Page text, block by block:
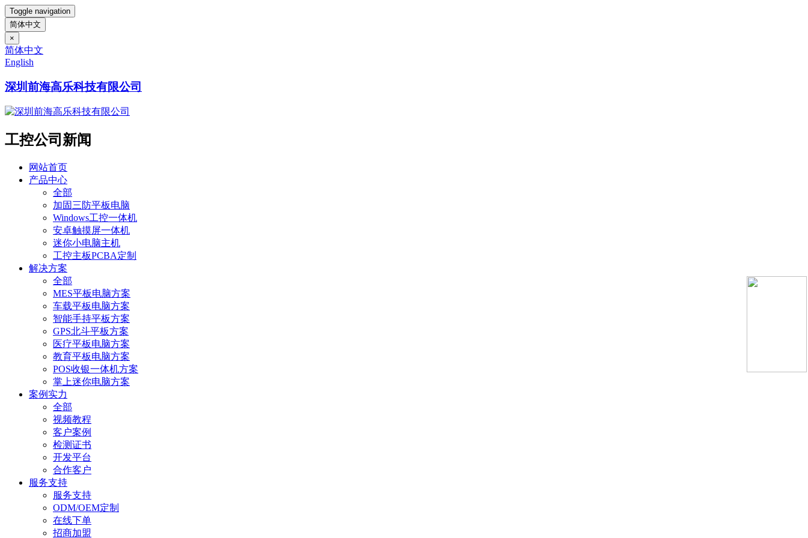
Toggle navigation
简体中文
×
简体中文
English
深圳前海高乐科技有限公司
工控公司新闻
网站首页
产品中心
全部
加固三防平板电脑
Windows工控一体机
安卓触摸屏一体机
迷你小电脑主机
工控主板PCBA定制
解决方案
全部
MES平板电脑方案
车载平板电脑方案
智能手持平板方案
GPS北斗平板方案
医疗平板电脑方案
教育平板电脑方案
POS收银一体机方案
掌上迷你电脑方案
案例实力
全部
视频教程
客户案例
检测证书
开发平台
合作客户
服务支持
服务支持
ODM/OEM定制
在线下单
招商加盟